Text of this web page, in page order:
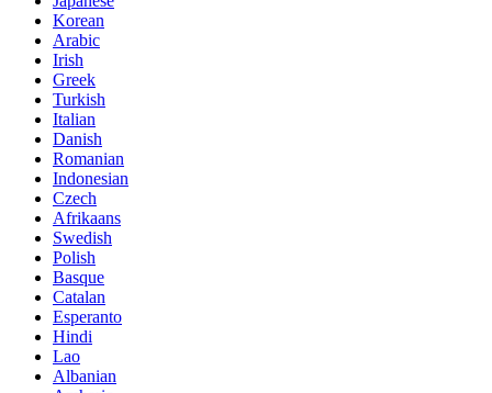
Korean
Arabic
Irish
Greek
Turkish
Italian
Danish
Romanian
Indonesian
Czech
Afrikaans
Swedish
Polish
Basque
Catalan
Esperanto
Hindi
Lao
Albanian